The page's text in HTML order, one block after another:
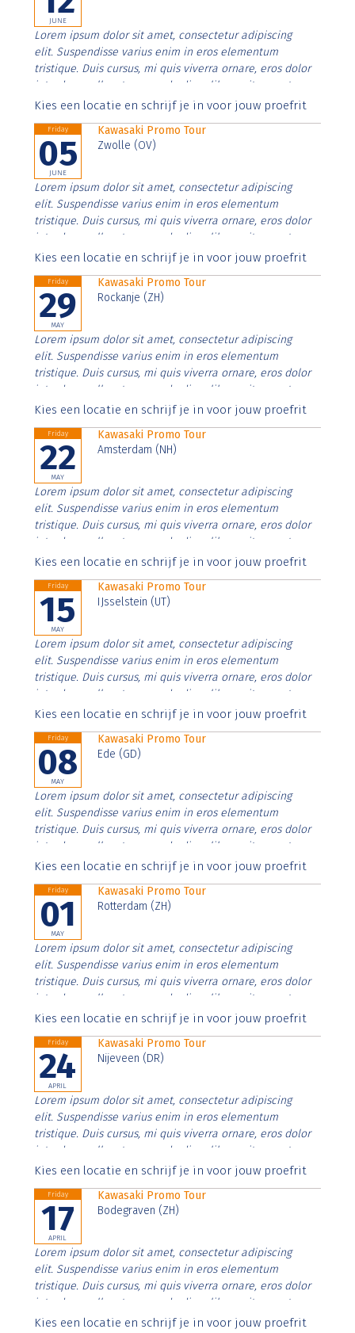
JUNE
Lorem ipsum dolor sit amet, consectetur adipiscing
elit. Suspendisse varius enim in eros elementum
tristique. Duis cursus, mi quis viverra ornare, eros dolor
interdum nulla, ut commodo diam libero vitae erat.
Aenean faucibus nibh et justo cursus id rutrum lorem
Kies een locatie en schrijf je in voor jouw proefrit
Friday
05
JUNE
Kawasaki Promo Tour
Zwolle (OV)
Lorem ipsum dolor sit amet, consectetur adipiscing
elit. Suspendisse varius enim in eros elementum
tristique. Duis cursus, mi quis viverra ornare, eros dolor
interdum nulla, ut commodo diam libero vitae erat.
Aenean faucibus nibh et justo cursus id rutrum lorem
Kies een locatie en schrijf je in voor jouw proefrit
Friday
29
MAY
Kawasaki Promo Tour
Rockanje (ZH)
Lorem ipsum dolor sit amet, consectetur adipiscing
elit. Suspendisse varius enim in eros elementum
tristique. Duis cursus, mi quis viverra ornare, eros dolor
interdum nulla, ut commodo diam libero vitae erat.
Aenean faucibus nibh et justo cursus id rutrum lorem
Kies een locatie en schrijf je in voor jouw proefrit
Friday
22
MAY
Kawasaki Promo Tour
Amsterdam (NH)
Lorem ipsum dolor sit amet, consectetur adipiscing
elit. Suspendisse varius enim in eros elementum
tristique. Duis cursus, mi quis viverra ornare, eros dolor
interdum nulla, ut commodo diam libero vitae erat.
Aenean faucibus nibh et justo cursus id rutrum lorem
Kies een locatie en schrijf je in voor jouw proefrit
Friday
15
MAY
Kawasaki Promo Tour
IJsselstein (UT)
Lorem ipsum dolor sit amet, consectetur adipiscing
elit. Suspendisse varius enim in eros elementum
tristique. Duis cursus, mi quis viverra ornare, eros dolor
interdum nulla, ut commodo diam libero vitae erat.
Aenean faucibus nibh et justo cursus id rutrum lorem
Kies een locatie en schrijf je in voor jouw proefrit
Friday
08
MAY
Kawasaki Promo Tour
Ede (GD)
Lorem ipsum dolor sit amet, consectetur adipiscing
elit. Suspendisse varius enim in eros elementum
tristique. Duis cursus, mi quis viverra ornare, eros dolor
interdum nulla, ut commodo diam libero vitae erat.
Aenean faucibus nibh et justo cursus id rutrum lorem
Kies een locatie en schrijf je in voor jouw proefrit
Friday
01
MAY
Kawasaki Promo Tour
Rotterdam (ZH)
Lorem ipsum dolor sit amet, consectetur adipiscing
elit. Suspendisse varius enim in eros elementum
tristique. Duis cursus, mi quis viverra ornare, eros dolor
interdum nulla, ut commodo diam libero vitae erat.
Aenean faucibus nibh et justo cursus id rutrum lorem
Kies een locatie en schrijf je in voor jouw proefrit
Friday
24
APRIL
Kawasaki Promo Tour
Nijeveen (DR)
Lorem ipsum dolor sit amet, consectetur adipiscing
elit. Suspendisse varius enim in eros elementum
tristique. Duis cursus, mi quis viverra ornare, eros dolor
interdum nulla, ut commodo diam libero vitae erat.
Aenean faucibus nibh et justo cursus id rutrum lorem
Kies een locatie en schrijf je in voor jouw proefrit
Friday
17
APRIL
Kawasaki Promo Tour
Bodegraven (ZH)
Lorem ipsum dolor sit amet, consectetur adipiscing
elit. Suspendisse varius enim in eros elementum
tristique. Duis cursus, mi quis viverra ornare, eros dolor
interdum nulla, ut commodo diam libero vitae erat.
Aenean faucibus nibh et justo cursus id rutrum lorem
Kies een locatie en schrijf je in voor jouw proefrit